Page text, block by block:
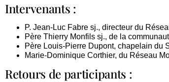
Intervenants :
P. Jean-Luc Fabre sj., directeur du
Père Thierry Monfils sj., de la
Père Louis-Pierre Dupont, chapelain du
Marie-Dominique Corthier, du Réseau
Retours de participants :